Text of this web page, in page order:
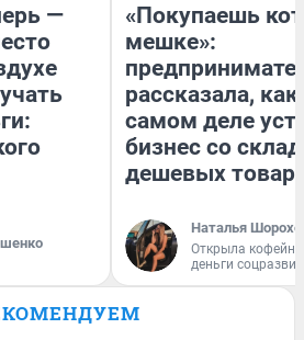
—
«Покупаешь
мешке»:
рассказала, как
самом деле
бизнес со
дешевых
Наталья
Открыла
деньги